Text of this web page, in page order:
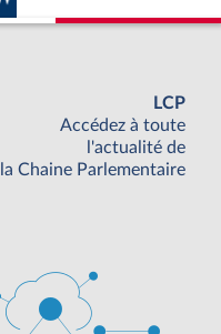
LCP
Accédez à toute
l'actualité de
la Chaine Parlementaire